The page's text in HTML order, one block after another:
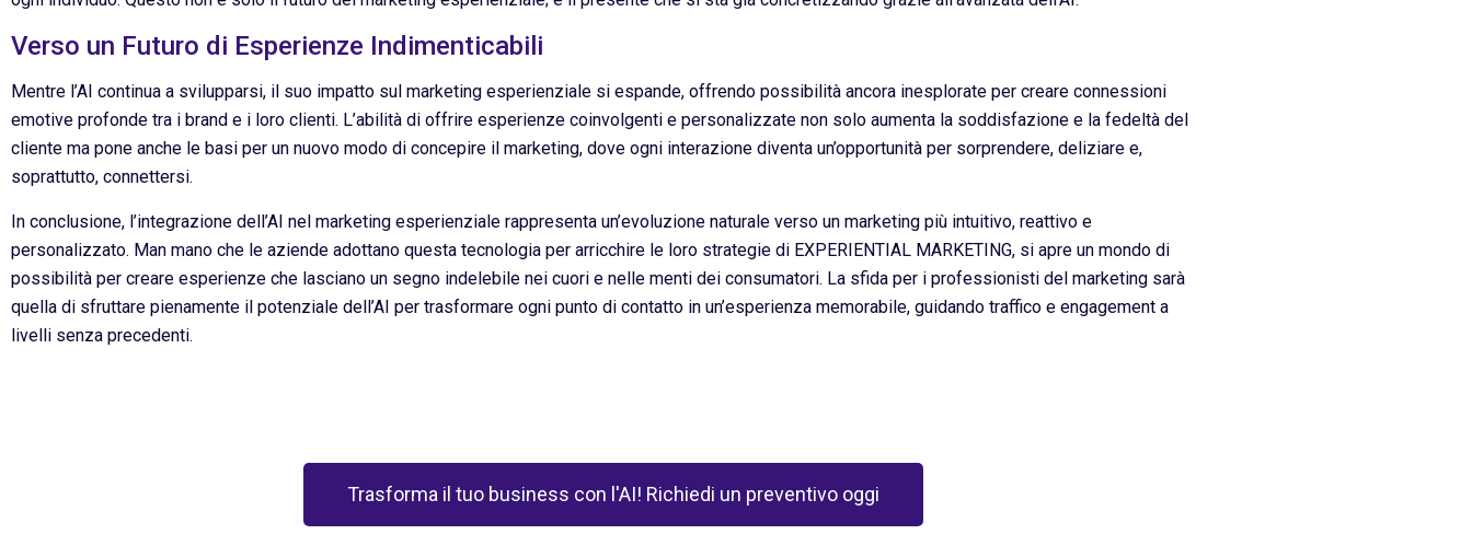
Verso un Futuro di Esperienze Indimenticabili
Mentre l’AI continua a svilupparsi, il suo impatto sul marketing esperienziale si espande, offrendo possibilità ancora inesplorate per creare connessioni
emotive profonde tra i brand e i loro clienti. L’abilità di offrire esperienze coinvolgenti e personalizzate non solo aumenta la soddisfazione e la fedeltà del
cliente ma pone anche le basi per un nuovo modo di concepire il marketing, dove ogni interazione diventa un’opportunità per sorprendere, deliziare e,
soprattutto, connettersi.
In conclusione, l’integrazione dell’AI nel marketing esperienziale rappresenta un’evoluzione naturale verso un marketing più intuitivo, reattivo e
personalizzato. Man mano che le aziende adottano questa tecnologia per arricchire le loro strategie di EXPERIENTIAL MARKETING, si apre un mondo di
possibilità per creare esperienze che lasciano un segno indelebile nei cuori e nelle menti dei consumatori. La sfida per i professionisti del marketing sarà
quella di sfruttare pienamente il potenziale dell’AI per trasformare ogni punto di contatto in un’esperienza memorabile, guidando traffico e engagement a
livelli senza precedenti.
Trasforma il tuo business con l'AI! Richiedi un preventivo oggi